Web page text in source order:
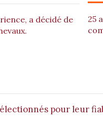
a décidé de
25
pour leur